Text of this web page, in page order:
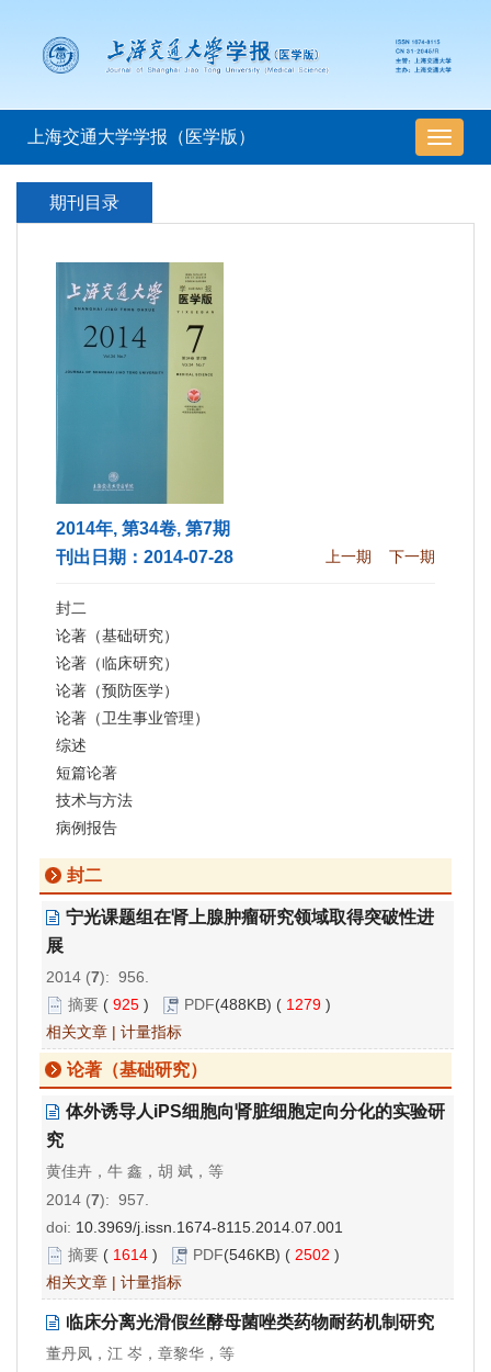
导
航
上海交通大学学报（医学版）
期刊目录
2014年, 第34卷, 第7期
刊出日期：2014-07-28
上一期 下一期
封二
论著（基础研究）
论著（临床研究）
论著（预防医学）
论著（卫生事业管理）
综述
短篇论著
技术与方法
病例报告
封二
宁光课题组在肾上腺肿瘤研究领域取得突破性进
展
2014 (7): 956.
摘要 ( 925 ) PDF(488KB) ( 1279 )
相关文章 | 计量指标
论著（基础研究）
体外诱导人iPS细胞向肾脏细胞定向分化的实验研
究
黄佳卉，牛 鑫，胡 斌，等
2014 (7): 957.
doi: 10.3969/j.issn.1674-8115.2014.07.001
摘要 ( 1614 ) PDF(546KB) ( 2502 )
相关文章 | 计量指标
临床分离光滑假丝酵母菌唑类药物耐药机制研究
董丹凤，江 岑，章黎华，等